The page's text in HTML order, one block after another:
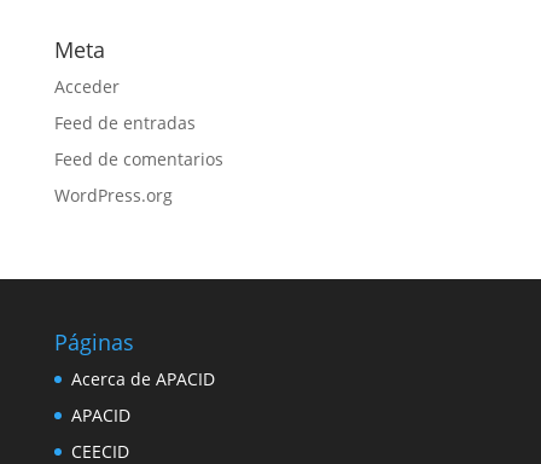
Meta
Acceder
Feed de entradas
Feed de comentarios
WordPress.org
Páginas
Acerca de APACID
APACID
CEECID